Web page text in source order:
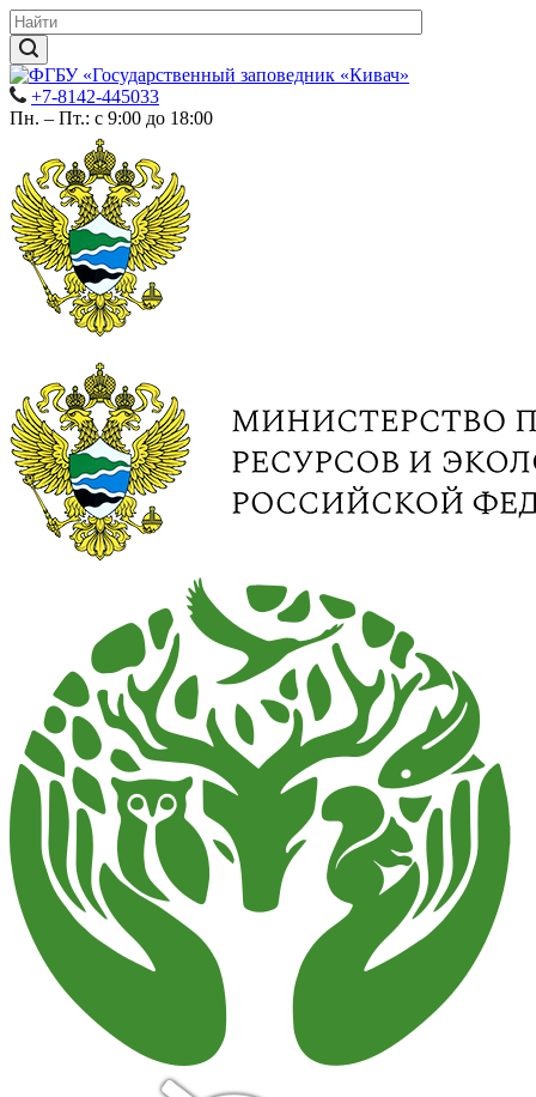
+7-8142-445033
Пн. – Пт.: с 9:00 до 18:00